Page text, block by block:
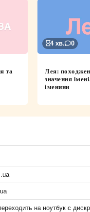
та
4 хв. 0
Лея:
значення
іменини
на ноутбук с